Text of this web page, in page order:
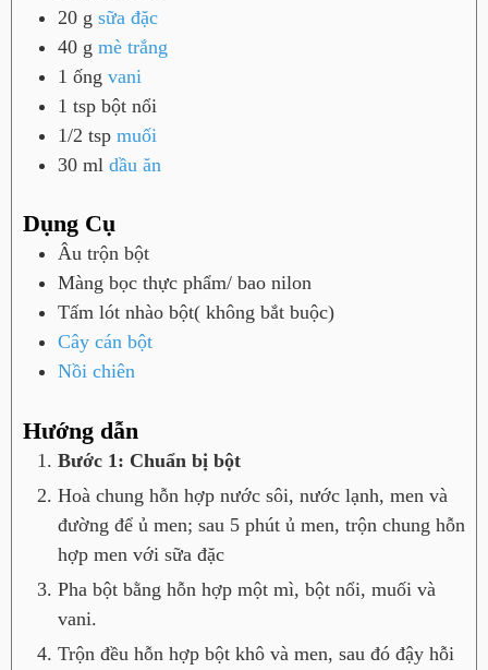
20 g sữa đặc
40 g mè trắng
1 ống vani
1 tsp bột nổi
1/2 tsp muối
30 ml dầu ăn
Dụng Cụ
Âu trộn bột
Màng bọc thực phẩm/ bao nilon
Tấm lót nhào bột( không bắt buộc)
Cây cán bột
Nồi chiên
Hướng dẫn
Bước 1: Chuẩn bị bột
Hoà chung hỗn hợp nước sôi, nước lạnh, men và
đường để ủ men; sau 5 phút ủ men, trộn chung hỗn
hợp men với sữa đặc
Pha bột bằng hỗn hợp một mì, bột nổi, muối và
vani.
Trộn đều hỗn hợp bột khô và men, sau đó đậy hỗi